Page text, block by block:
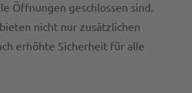
Öffnungen geschlossen sind.
nicht nur zusätzlichen
erhöhte Sicherheit für alle